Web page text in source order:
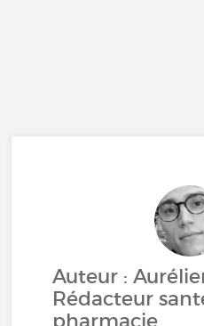
Auteur :
Rédacteur
pharmacie